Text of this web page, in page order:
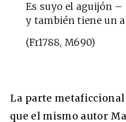
Es suyo el aguijón –
y también tiene un
(Fr1788, M690)
La parte
que el mismo autor